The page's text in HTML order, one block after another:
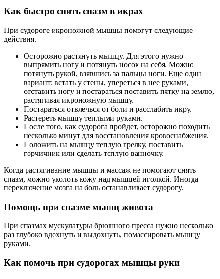
Как быстро снять спазм в икрах
При судороге икроножной мышцы помогут следующие
действия.
Осторожно растянуть мышцу. Для этого нужно
выпрямить ногу и потянуть носок на себя. Можно
потянуть рукой, взявшись за пальцы ноги. Еще один
вариант: встать у стены, упереться в нее руками,
отставить ногу и постараться поставить пятку на землю,
растягивая икроножную мышцу.
Постараться отвлечься от боли и расслабить икру.
Растереть мышцу теплыми руками.
После того, как судорога пройдет, осторожно походить
несколько минут для восстановления кровоснабжения.
Положить на мышцу теплую грелку, поставить
горчичник или сделать теплую ванночку.
Когда растягивание мышцы и массаж не помогают снять
спазм, можно уколоть кожу над мышцей иголкой. Иногда
переключение мозга на боль останавливает судорогу.
Помощь при спазме мышц живота
При спазмах мускулатуры брюшного пресса нужно несколько
раз глубоко вдохнуть и выдохнуть, помассировать мышцу
руками.
Как помочь при судорогах мышцы руки